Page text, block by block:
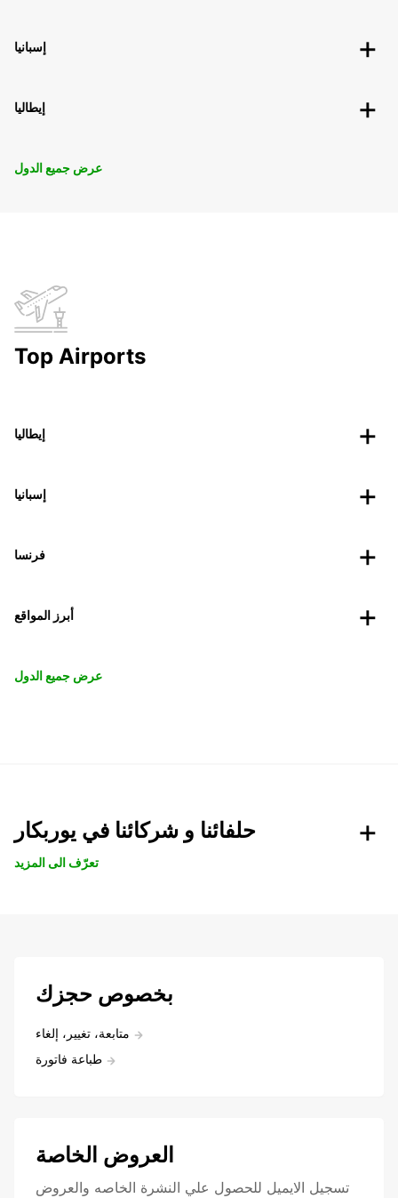
إسبانيا
إيطاليا
عرض جميع الدول
Top Airports
إيطاليا
إسبانيا
فرنسا
أبرز المواقع
عرض جميع الدول
حلفائنا و شركائنا في يوربكار
تعرّف الى المزيد
بخصوص حجزك
متابعة، تغيير، إلغاء
طباعة فاتورة
العروض الخاصة
تسجيل الايميل للحصول علي النشرة الخاصه والعروض